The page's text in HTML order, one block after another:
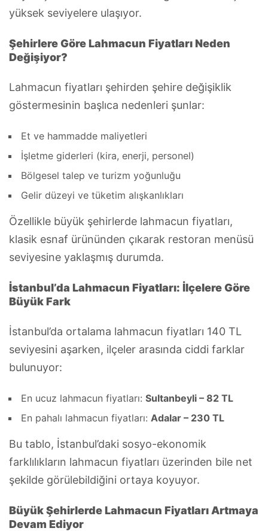
yüksek seviyelere ulaşıyor.
Şehirlere Göre Lahmacun Fiyatları Neden
Değişiyor?
Lahmacun fiyatları şehirden şehire değişiklik
göstermesinin başlıca nedenleri şunlar:
Et ve hammadde maliyetleri
İşletme giderleri (kira, enerji, personel)
Bölgesel talep ve turizm yoğunluğu
Gelir düzeyi ve tüketim alışkanlıkları
Özellikle büyük şehirlerde lahmacun fiyatları,
klasik esnaf ürününden çıkarak restoran menüsü
seviyesine yaklaşmış durumda.
İstanbul’da Lahmacun Fiyatları: İlçelere Göre
Büyük Fark
İstanbul’da ortalama lahmacun fiyatları 140 TL
seviyesini aşarken, ilçeler arasında ciddi farklar
bulunuyor:
En ucuz lahmacun fiyatları: Sultanbeyli – 82 TL
En pahalı lahmacun fiyatları: Adalar – 230 TL
Bu tablo, İstanbul’daki sosyo-ekonomik
farklılıkların lahmacun fiyatları üzerinden bile net
şekilde görülebildiğini ortaya koyuyor.
Büyük Şehirlerde Lahmacun Fiyatları Artmaya
Devam Ediyor